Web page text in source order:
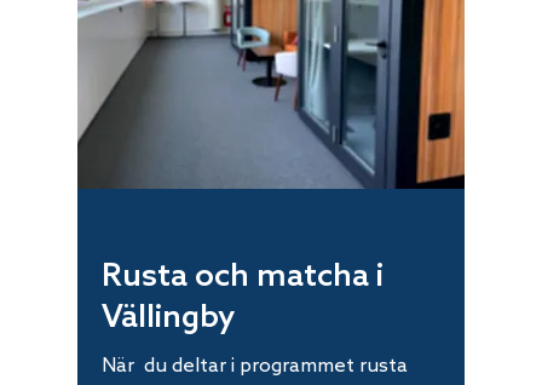
Rusta och matcha i
Vällingby
När du deltar i programmet rusta